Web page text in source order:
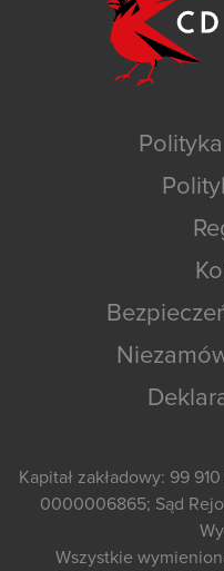
Kapitał zakładowy: 99
0000006865; Sąd
Wszystkie